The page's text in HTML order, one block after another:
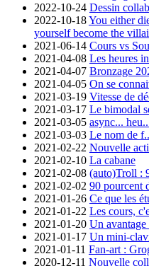
2022-10-24 Dessin
2022-10-18You either
yourself become the
2021-06-14 Cours vs
2021-04-08 Les heures
2021-04-07 Bronzage
2021-04-05 On se
2021-03-19 Vitesse de
2021-03-17 Le bimodal
2021-03-05 async...
2021-03-03 Le nom de
2021-02-22 Nouvelle
2021-02-10 La cabane
2021-02-08 (auto)Troll :
2021-02-02 90 pourcent
2021-01-26 Ce que les
2021-01-22 Les cours,
2021-01-20 Un
2021-01-17 Un mini-
2021-01-11 Fan-art :
2020-12-11 Nouvelle